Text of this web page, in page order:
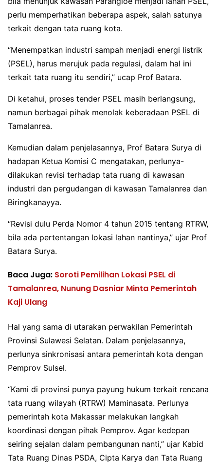
perlu memperhatikan beberapa aspek, salah satunya
terkait dengan tata ruang kota.
“Menempatkan industri sampah menjadi energi listrik
(PSEL), harus merujuk pada regulasi, dalam hal ini
terkait tata ruang itu sendiri,” ucap Prof Batara.
Di ketahui, proses tender PSEL masih berlangsung,
namun berbagai pihak menolak keberadaan PSEL di
Tamalanrea.
Kemudian dalam penjelasannya, Prof Batara Surya di
hadapan Ketua Komisi C mengatakan, perlunya-
dilakukan revisi terhadap tata ruang di kawasan
industri dan pergudangan di kawasan Tamalanrea dan
Biringkanayya.
“Revisi dulu Perda Nomor 4 tahun 2015 tentang RTRW,
bila ada pertentangan lokasi lahan nantinya,” ujar Prof
Batara Surya.
Baca Juga: Soroti Pemilihan Lokasi PSEL di
Tamalanrea, Nunung Dasniar Minta Pemerintah
Kaji Ulang
Hal yang sama di utarakan perwakilan Pemerintah
Provinsi Sulawesi Selatan. Dalam penjelasannya,
perlunya sinkronisasi antara pemerintah kota dengan
Pemprov Sulsel.
“Kami di provinsi punya payung hukum terkait rencana
tata ruang wilayah (RTRW) Maminasata. Perlunya
pemerintah kota Makassar melakukan langkah
koordinasi dengan pihak Pemprov. Agar kedepan
seiring sejalan dalam pembangunan nanti,” ujar Kabid
Tata Ruang Dinas PSDA, Cipta Karya dan Tata Ruang